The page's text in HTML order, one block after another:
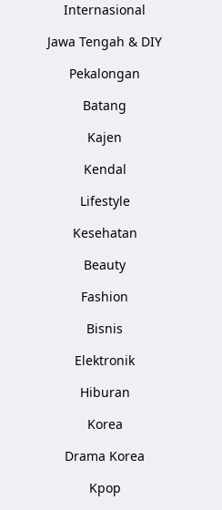
Internasional
Jawa Tengah & DIY
Pekalongan
Batang
Kajen
Kendal
Lifestyle
Kesehatan
Beauty
Fashion
Bisnis
Elektronik
Hiburan
Korea
Drama Korea
Kpop